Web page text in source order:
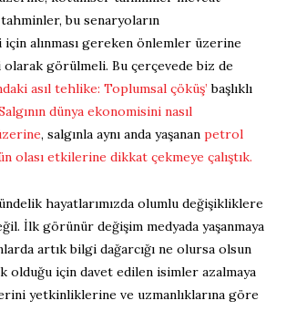
bu senaryoların
alınması gereken önlemler üzerine
görülmeli. Bu çerçevede biz de
asıl tehlike: Toplumsal çöküş’ başlıklı
dünya ekonomisini nasıl
, salgınla aynı anda yaşanan petrol
olası etkilerine dikkat çekmeye çalıştık.
hayatlarımızda olumlu değişikliklere
İlk görünür değişim medyada yaşanmaya
artık bilgi dağarcığı ne olursa olsun
olduğu için davet edilen isimler azalmaya
yetkinliklerine ve uzmanlıklarına göre